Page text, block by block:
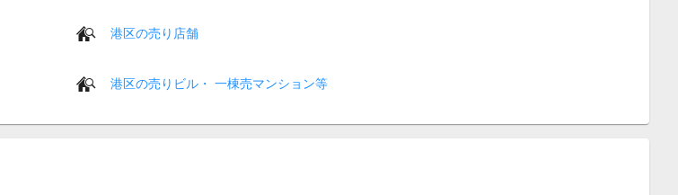
港区の売り店舗
港区の売りビル・ 一棟売マンション等